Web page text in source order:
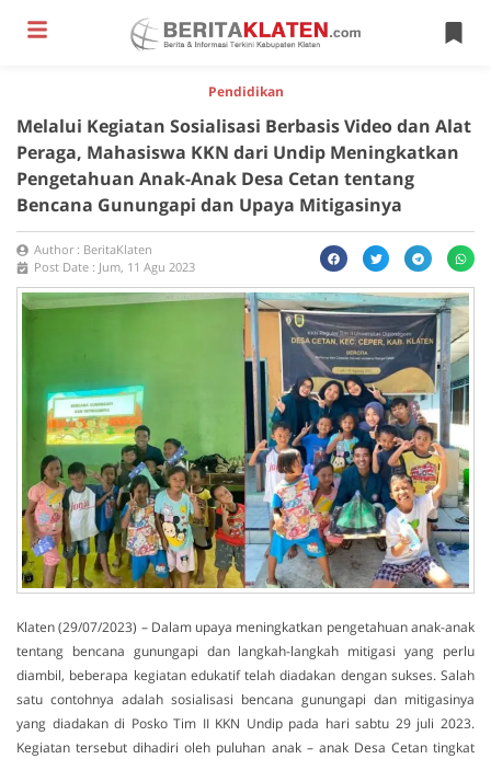
Pendidikan
Melalui Kegiatan Sosialisasi Berbasis Video dan Alat
Peraga, Mahasiswa KKN dari Undip Meningkatkan
Pengetahuan Anak-Anak Desa Cetan tentang
Bencana Gunungapi dan Upaya Mitigasinya
Author : BeritaKlaten
Post Date : Jum, 11 Agu 2023
Klaten (29/07/2023) – Dalam upaya meningkatkan pengetahuan anak-anak
tentang bencana gunungapi dan langkah-langkah mitigasi yang perlu
diambil, beberapa kegiatan edukatif telah diadakan dengan sukses. Salah
satu contohnya adalah sosialisasi bencana gunungapi dan mitigasinya
yang diadakan di Posko Tim II KKN Undip pada hari sabtu 29 juli 2023.
Kegiatan tersebut dihadiri oleh puluhan anak – anak Desa Cetan tingkat